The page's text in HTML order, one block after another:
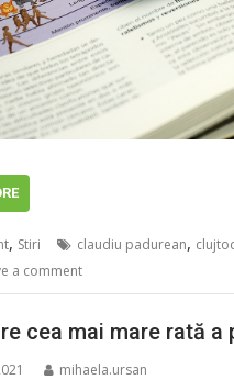
, Stiri claudiu padurean,
a comment
cea mai mare rată
mihaela.ursan